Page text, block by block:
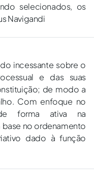
selecionados, os
Navigandi
incessante sobre o
e das suas
de modo a
Com enfoque no
forma ativa na
base no ordenamento
dado à função